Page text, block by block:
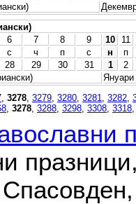
6 7 8 9 10
11
с ч п с н
п
28 29 30 31 1
2
Януари
3278 3279 3280 3281 3282
3278 3288 3298 3308 3318